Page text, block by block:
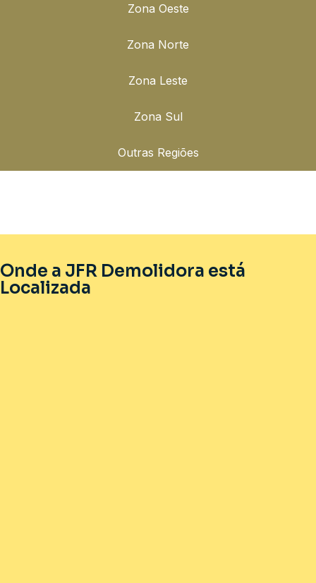
Zona Oeste
Zona Norte
Zona Leste
Zona Sul
Outras Regiões
Onde a JFR Demolidora está
Localizada